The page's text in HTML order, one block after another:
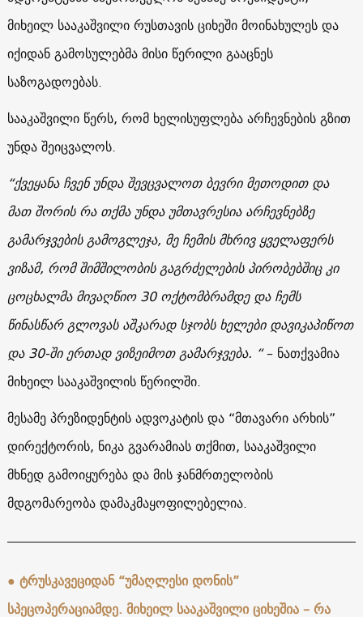
მიხეილ სააკაშვილი რუსთავის ციხეში მოინახულეს და
იქიდან გამოსულებმა მისი წერილი გააცნეს
საზოგადოებას.
სააკაშვილი წერს, რომ ხელისუფლება არჩევნების გზით
უნდა შეიცვალოს.
“ქვეყანა ჩვენ უნდა შევცვალოთ ბევრი მეთოდით და
მათ შორის რა თქმა უნდა უმთავრესია არჩევნებზე
გამარჯვების გამოგლეჯა, მე ჩემის მხრივ ყველაფერს
ვიზამ, რომ შიმშილობის გაგრძელების პირობებშიც კი
ცოცხალმა მივაღწიო 30 ოქტომბრამდე და ჩემს
წინასწარ გლოვას აშკარად სჯობს ხელები დავიკაპიწოთ
და 30-ში ერთად ვიზეიმოთ გამარჯვება. “– ნათქვამია
მიხეილ სააკაშვილის წერილში.
მესამე პრეზიდენტის ადვოკატის და “მთავარი არხის”
დირექტორის, ნიკა გვარამიას თქმით, სააკაშვილი
მხნედ გამოიყურება და მის ჯანმრთელობის
მდგომარეობა დამაკმაყოფილებელია.
● ტრუსკავეციდან “უმაღლესი დონის”
სპეცოპერაციამდე. მიხეილ სააკაშვილი ციხეშია – რა